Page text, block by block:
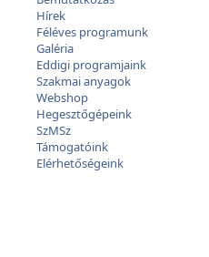
Hírek
Féléves programunk
Galéria
Eddigi programjaink
Szakmai anyagok
Webshop
Hegesztőgépeink
SzMSz
Támogatóink
Elérhetőségeink